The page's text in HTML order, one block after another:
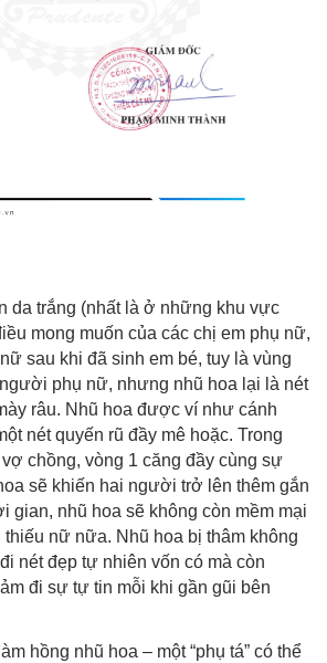
da trắng (nhất là ở những khu vực
mong muốn của các chị em phụ nữ,
sau khi đã sinh em bé, tuy là vùng
phụ nữ, nhưng nhũ hoa lại là nét
râu. Nhũ hoa được ví như cánh
nét quyến rũ đầy mê hoặc. Trong
chồng, vòng 1 căng đầy cùng sự
sẽ khiến hai người trở lên thêm gắn
gian, nhũ hoa sẽ không còn mềm mại
nữ nữa. Nhũ hoa bị thâm không
nét đẹp tự nhiên vốn có mà còn
đi sự tự tin mỗi khi gần gũi bên
hồng nhũ hoa – một “phụ tá” có thể